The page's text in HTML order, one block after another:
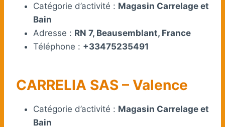
Catégorie d’activité : Magasin Carrelage et
Bain
Adresse : RN 7, Beausemblant, France
Téléphone : +33475235491
CARRELIA SAS – Valence
Catégorie d’activité : Magasin Carrelage et
Bain